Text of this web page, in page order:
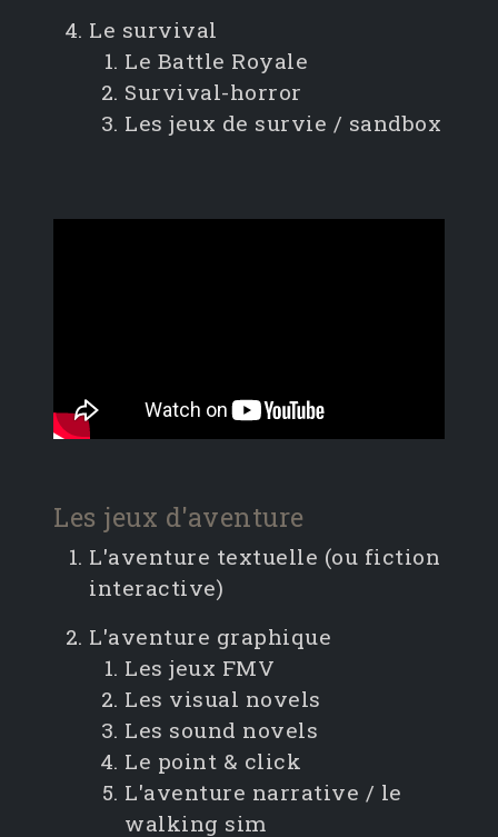
Le survival
Le Battle Royale
Survival-horror
Les jeux de survie / sandbox
Les jeux d'aventure
L'aventure textuelle (ou fiction
interactive)
L'aventure graphique
Les jeux FMV
Les visual novels
Les sound novels
Le point & click
L'aventure narrative / le
walking sim